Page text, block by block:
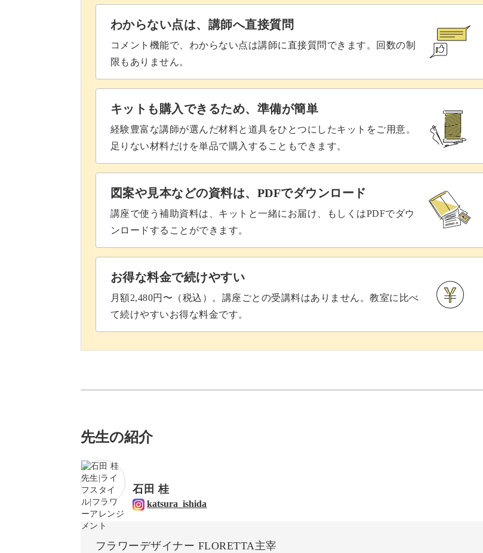
わからない点は、講師へ直接質問
コメント機能で、わからない点は講師に直接質問できます。回数の制
限もありません。
キットも購入できるため、準備が簡単
経験豊富な講師が選んだ材料と道具をひとつにしたキットをご用意。
足りない材料だけを単品で購入することもできます。
図案や見本などの資料は、PDFでダウンロード
講座で使う補助資料は、キットと一緒にお届け、もしくはPDFでダウ
ンロードすることができます。
お得な料金で続けやすい
月額2,480円〜（税込）。講座ごとの受講料はありません。教室に比べ
て続けやすいお得な料金です。
先生の紹介
石田 桂
katsura_ishida
フラワーデザイナー FLORETTA主宰